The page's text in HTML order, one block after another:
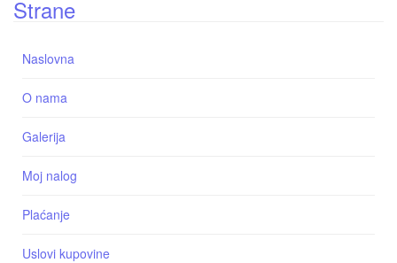
Strane
Naslovna
O nama
Galerija
Moj nalog
Plaćanje
Uslovi kupovine